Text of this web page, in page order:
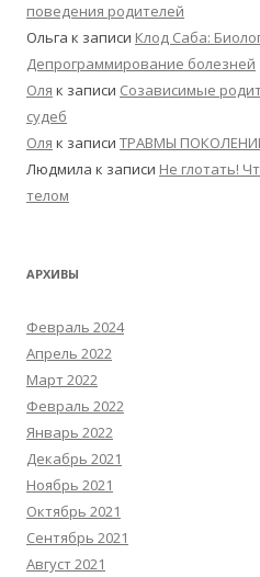
поведения родителей
Ольга к записи Клод Саба:
Депрограммирование болезней
Оля к записи Созависимые
судеб
Оля к записи ТРАВМЫ
Людмила к записи Не глотать!
телом
АРХИВЫ
Февраль 2024
Апрель 2022
Март 2022
Февраль 2022
Январь 2022
Декабрь 2021
Ноябрь 2021
Октябрь 2021
Сентябрь 2021
Август 2021